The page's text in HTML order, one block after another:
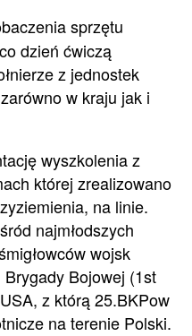
sprzętu
dzień ćwiczą
z jednostek
w kraju jak i
wyszkolenia z
której zrealizowano
na linie.
najmłodszych
wojsk
Bojowej (1st
z którą 25.BKPow
na terenie Polski.